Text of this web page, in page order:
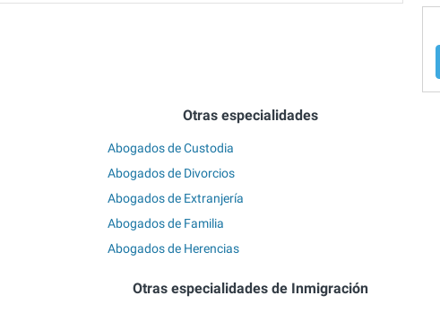
Otras especialidades
Abogados de Custodia
Abogados de Divorcios
Abogados de Extranjería
Abogados de Familia
Abogados de Herencias
Otras especialidades de Inmigración